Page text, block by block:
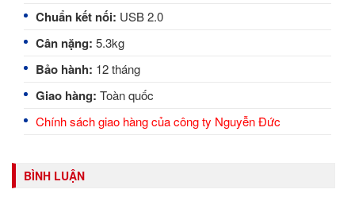
Chuẩn kết nối: USB 2.0
Cân nặng: 5.3kg
Bảo hành: 12 tháng
Giao hàng: Toàn quốc
Chính sách giao hàng của công ty Nguyễn Đức
BÌNH LUẬN